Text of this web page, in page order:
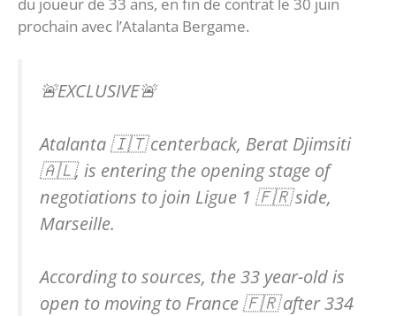
prochain avec l’Atalanta Bergame.
🚨EXCLUSIVE🚨
Atalanta 🇮🇹 centerback, Berat Djimsiti
🇦🇱, is entering the opening stage of
negotiations to join Ligue 1 🇫🇷 side,
Marseille.
According to sources, the 33 year-old is
open to moving to France 🇫🇷 after 334